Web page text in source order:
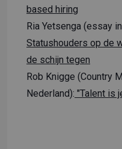
based hiring
Ria Yetsenga (essay
Statushouders op de
de schijn tegen
Rob Knigge (Country
Nederland): "Talent is